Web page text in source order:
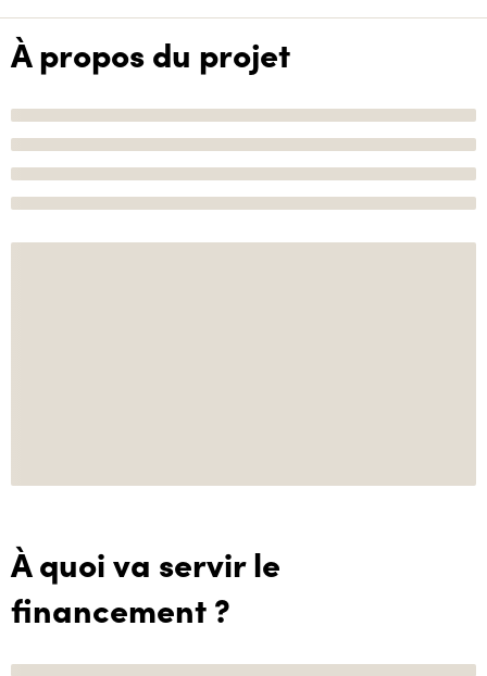
À propos du projet
À quoi va servir le
financement ?